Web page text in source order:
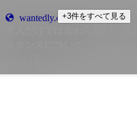
wantedly.com+3件をすべて見る